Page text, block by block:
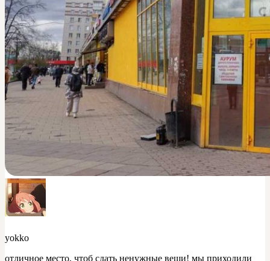
yokko
отличное место, чтоб сдать ненужные вещи! мы приходили